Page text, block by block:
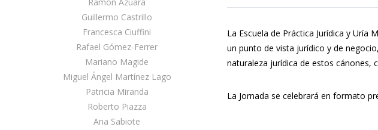
Guillermo Castrillo
Francesca Ciuffini
Rafael Gómez-Ferrer
Mariano Magide
Miguel Ángel Martínez Lago
Patricia Miranda
Roberto Piazza
Ana Sabiote
La Escuela de Práctica Jurídica y
un punto de vista jurídico y de
naturaleza jurídica de estos cánones,
La Jornada se celebrará en formato